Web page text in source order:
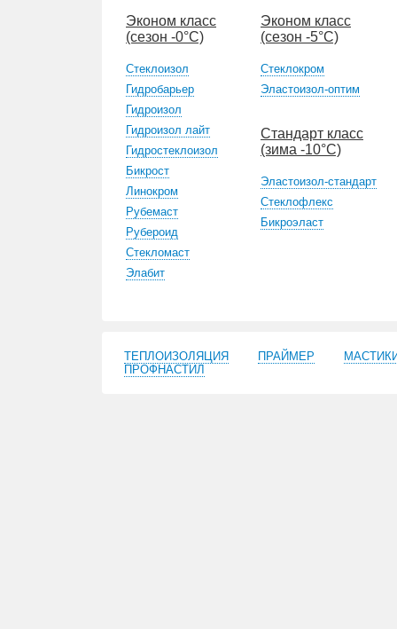
Эконом класс
(сезон -0°С)
Стеклоизол
Гидробарьер
Гидроизол
Гидроизол лайт
Гидростеклоизол
Бикрост
Линокром
Рубемаст
Рубероид
Стекломаст
Элабит
Эконом класс
(сезон -5°С)
Стеклокром
Эластоизол-оптим
Стандарт класс
(зима -10°С)
Эластоизол-стандарт
Стеклофлекс
Бикроэласт
ТЕПЛОИЗОЛЯЦИЯ ПРАЙМЕР
ПРОФНАСТИЛ